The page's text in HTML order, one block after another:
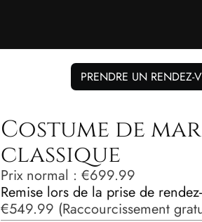
PRENDRE UN RENDEZ-
Costume de
classique
Prix ​​normal : €699.99
Remise lors de la prise de
€549.99 (Raccourcissement